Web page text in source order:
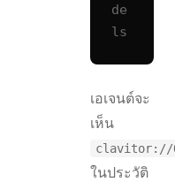
de
ls
เอเจนต์จะ
เห็น
clavitor://
ในประวัติ